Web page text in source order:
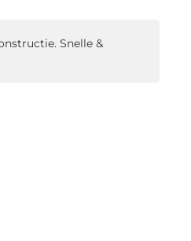
Snelle &